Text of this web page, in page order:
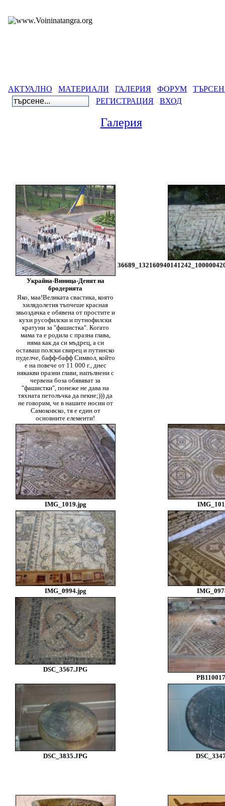
АКТУАЛНО МАТЕРИАЛИ ГАЛЕРИЯ ФОРУМ
РЕГИСТРАЦИЯ
ВХОД
Галерия
Украйна-Виница-Денят на
бродерията
Яко, маа!Великата свастика, която
хилядолетия тъпчеше красная
звьоздачка е обявена от простите и
кухи русофилски и путнофилски
кратуни за "фашистка". Когато
мама та е родила с празна глава,
няма как да си мъдрец, а си
оставаш полски свирец и путинско
пуделче, бафф-бафф Символ, който
е на повече от 11 000 г., днес
някакви празни глави, напълнени с
червена боза обявяват за
"фашистки", понеже не дава на
тяхната петолъчка да пекне;))) да
не говорим, че в нашите носии от
Самоковско, тя е един от
основните елементи!
IMG_1019.jpg
IMG_0994.jpg
DSC_3567.JPG
DSC_3835.JPG